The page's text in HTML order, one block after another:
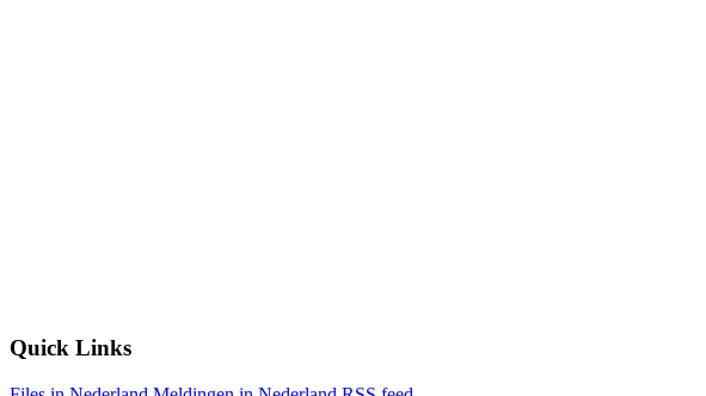
Quick Links